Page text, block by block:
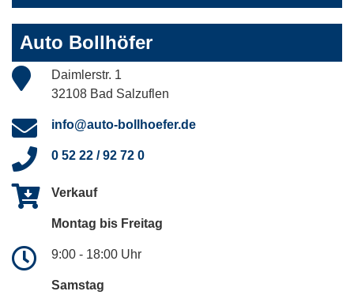
Auto Bollhöfer
Daimlerstr. 1
32108 Bad Salzuflen
info@auto-bollhoefer.de
0 52 22 / 92 72 0
Verkauf
Montag bis Freitag
9:00 - 18:00 Uhr
Samstag